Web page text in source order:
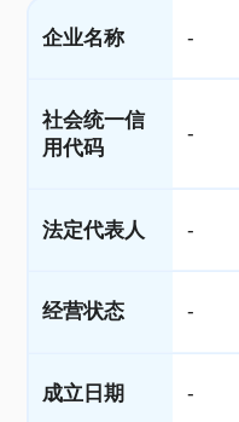
企业名称 -
社会统一信
用代码
-
法定代表人 -
经营状态 -
成立日期 -